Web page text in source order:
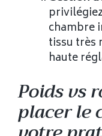
chambre
tissu très
haute
Poids vs
placer le